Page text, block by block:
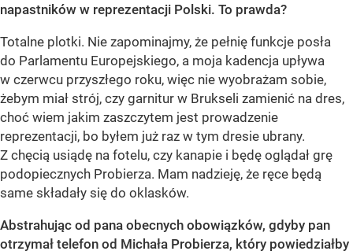
napastników w reprezentacji Polski. To prawda?
Totalne plotki. Nie zapominajmy, że pełnię funkcje posła
do Parlamentu Europejskiego, a moja kadencja upływa
w czerwcu przyszłego roku, więc nie wyobrażam sobie,
żebym miał strój, czy garnitur w Brukseli zamienić na dres,
choć wiem jakim zaszczytem jest prowadzenie
reprezentacji, bo byłem już raz w tym dresie ubrany.
Z chęcią usiądę na fotelu, czy kanapie i będę oglądał grę
podopiecznych Probierza. Mam nadzieję, że ręce będą
same składały się do oklasków.
Abstrahując od pana obecnych obowiązków, gdyby pan
otrzymał telefon od Michała Probierza, który powiedziałby